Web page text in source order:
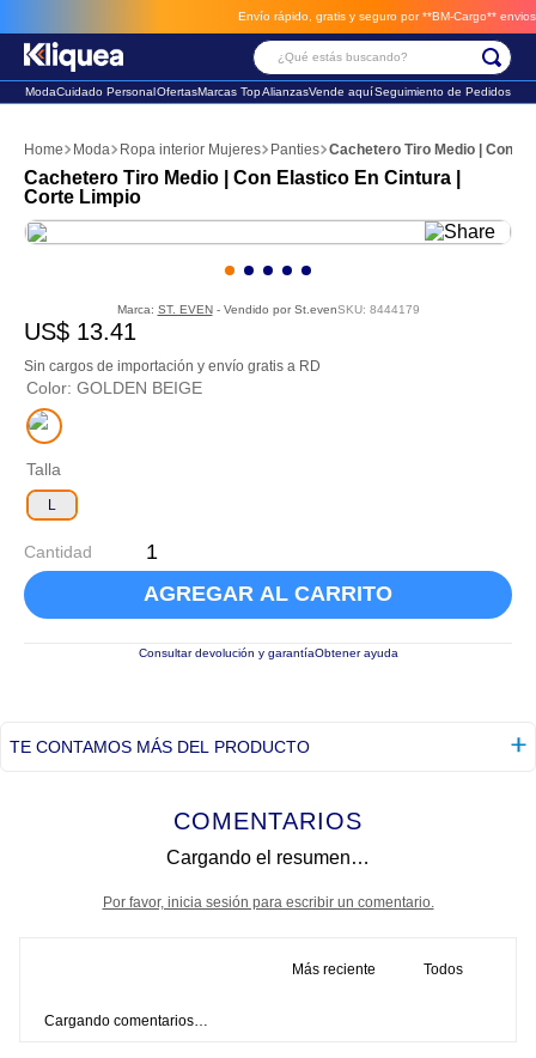
Envío rápido, gratis y seguro por **BM-Cargo** envios a
¿Qué estás buscando?
ModaCuidado PersonalOfertasMarcas TopAlianzasVende aquíSeguimiento de Pedidos
Moda Ropa interior Mujeres Panties Cachetero Tiro Medio | Con
Cachetero Tiro Medio | Con Elastico En Cintura |
Corte Limpio
Marca: ST. EVEN - Vendido por St.evenSKU: 8444179
US$ 13.41
Sin cargos de importación y envío gratis a RD
Color: GOLDEN BEIGE
Talla
L
Cantidad
AGREGAR AL CARRITO
Consultar devolución y garantíaObtener ayuda
TE CONTAMOS MÁS DEL PRODUCTO
COMENTARIOS
Cargando el resumen…
Por favor, inicia sesión para escribir un comentario.
Más reciente Todos
Cargando comentarios…
2. futbol
3. sandalia